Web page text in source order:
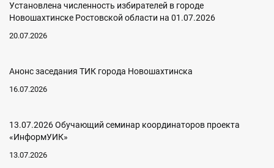
Установлена численность избирателей в городе
Новошахтинске Ростовской области на 01.07.2026
20.07.2026
Анонс заседания ТИК города Новошахтинска
16.07.2026
13.07.2026 Обучающий семинар координаторов проекта
«ИнформУИК»
13.07.2026